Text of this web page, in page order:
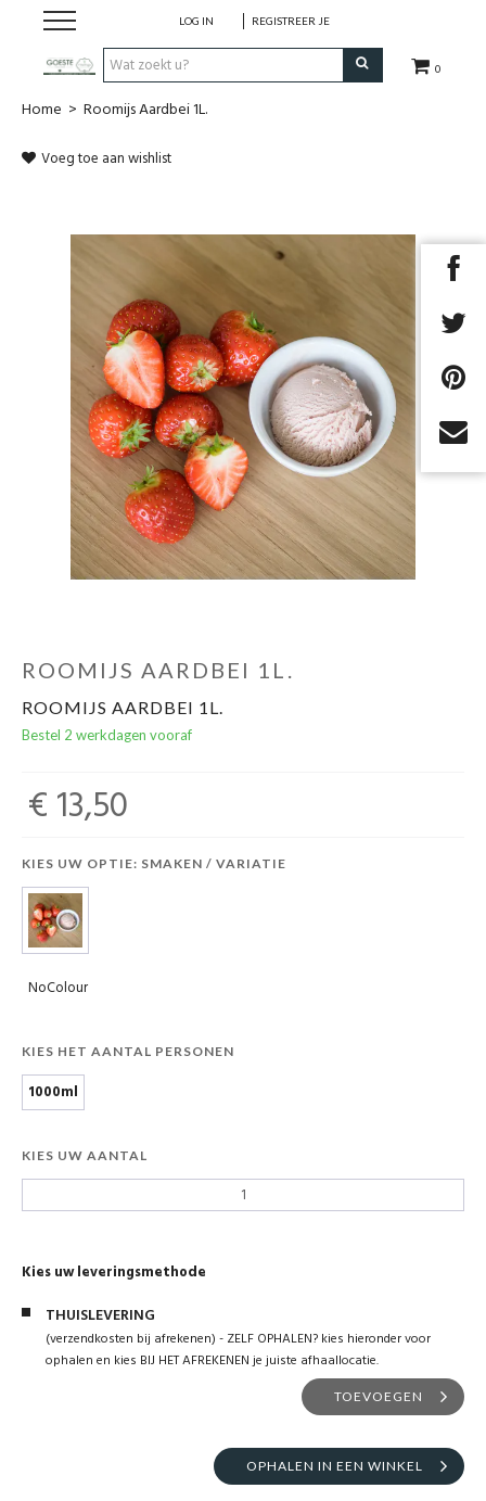
0
LOG IN REGISTREER JE
HOME
Huisgemaakt ijs
Cadeaubon
Home > Roomijs Aardbei 1L.
Voeg toe aan wishlist
ROOMIJS AARDBEI 1L.
ROOMIJS AARDBEI 1L.
Bestel 2 werkdagen vooraf
€ 13,50
KIES UW OPTIE: SMAKEN / VARIATIE
NoColour
KIES HET AANTAL PERSONEN
1000ml
KIES UW AANTAL
Kies uw leveringsmethode
THUISLEVERING
(verzendkosten bij afrekenen) - ZELF OPHALEN? kies hieronder voor
ophalen en kies BIJ HET AFREKENEN je juiste afhaallocatie.
TOEVOEGEN
OPHALEN IN EEN WINKEL